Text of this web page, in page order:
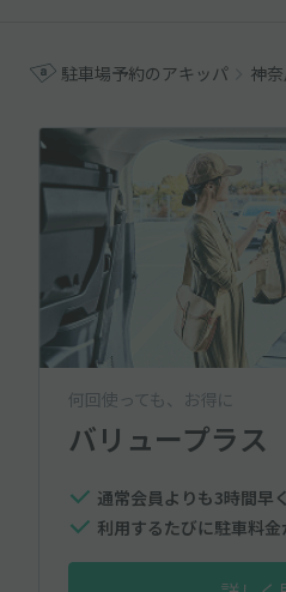
駐車場予約のアキッパ 神
何回使っても、お得に
バリュープラス
通常会員よりも3時間早
利用するたびに駐車料